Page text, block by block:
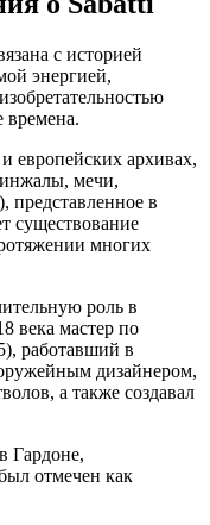
с историей
энергией,
времена.
европейских архивах,
мечи,
представленное в
существование
многих
роль в
века мастер по
работавший в
дизайнером,
а также создавал
Гардоне,
отмечен как